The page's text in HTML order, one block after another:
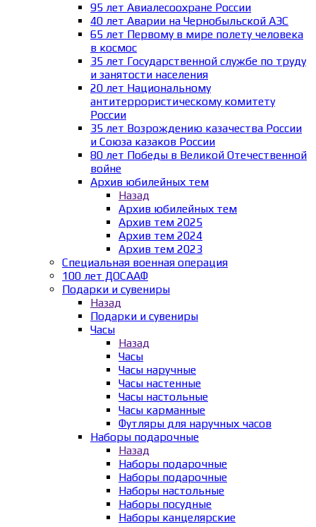
95 лет Авиалесоохране России
40 лет Аварии на Чернобыльской АЭС
65 лет Первому в мире полету человека
в космос
35 лет Государственной службе по труду
и занятости населения
20 лет Национальному
антитеррористическому комитету
России
35 лет Возрождению казачества России
и Союза казаков России
80 лет Победы в Великой Отечественной
войне
Архив юбилейных тем
Назад
Архив юбилейных тем
Архив тем 2025
Архив тем 2024
Архив тем 2023
Специальная военная операция
100 лет ДОСААФ
Подарки и сувениры
Назад
Подарки и сувениры
Часы
Назад
Часы
Часы наручные
Часы настенные
Часы настольные
Часы карманные
Футляры для наручных часов
Наборы подарочные
Назад
Наборы подарочные
Наборы подарочные
Наборы настольные
Наборы посудные
Наборы канцелярские